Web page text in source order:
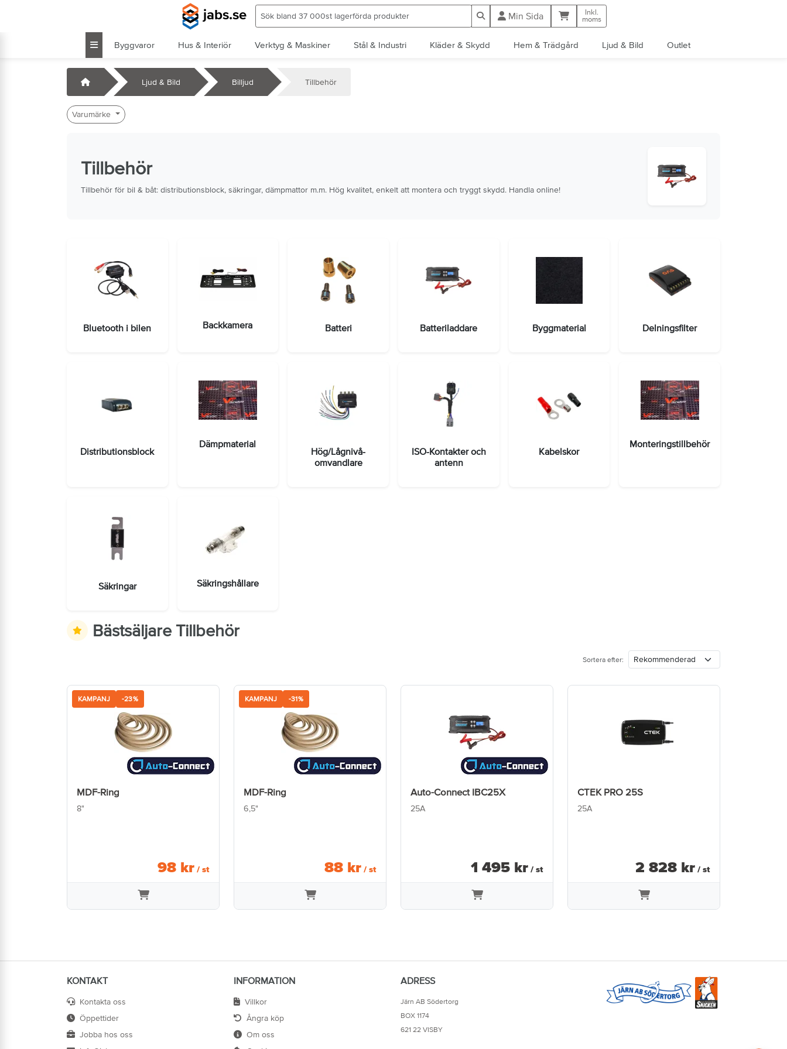
jabs.se Min Sida Kundvagn
Inkl.
moms
Byggvaror Hus & Interiör Verktyg & Maskiner Stål & Industri Kläder & Skydd Hem & Trädgård Ljud & Bild Outlet
Startsida Ljud & Bild Billjud Tillbehör
Varumärke
Tillbehör
Tillbehör för bil & båt: distributionsblock, säkringar, dämpmattor m.m. Hög kvalitet, enkelt att montera och tryggt skydd. Handla online!
Bluetooth i bilen Backkamera Batteri Batteriladdare Byggmaterial Delningsfilter
Distributionsblock
Dämpmaterial
Hög/Lågnivå-
omvandlare
ISO-Kontakter och
antenn
Kabelskor
Monteringstillbehör
Säkringar Säkringshållare
Bästsäljare Tillbehör
Sortera efter:
KAMPANJ -23%
MDF-Ring
8"
98 kr / st
KAMPANJ -31%
MDF-Ring
6,5"
88 kr / st
Auto-Connect IBC25X
25A
1 495 kr / st
CTEK PRO 25S
25A
2 828 kr / st
KONTAKT
Kontakta oss
Öppettider
Jobba hos oss
INFORMATION
Villkor
Ångra köp
Om oss
ADRESS
Järn AB Södertorg
BOX 1174
621 22 VISBY